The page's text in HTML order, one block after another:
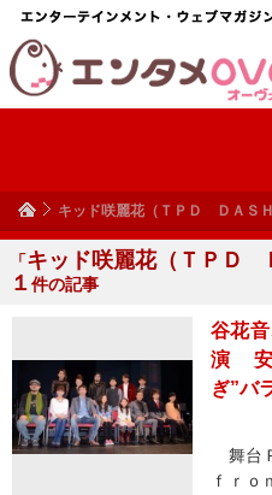
キッド咲麗花（ＴＰＤ ＤＡＳＨ
「キッド咲麗花（ＴＰＤ
１ 件の記事
谷花
演 安
ぎ”バ
舞台
ｆｒｏ